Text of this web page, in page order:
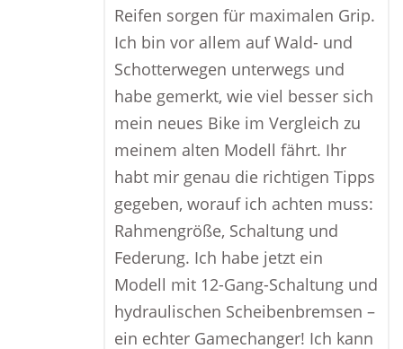
Reifen sorgen für maximalen Grip.
Ich bin vor allem auf Wald- und
Schotterwegen unterwegs und
habe gemerkt, wie viel besser sich
mein neues Bike im Vergleich zu
meinem alten Modell fährt. Ihr
habt mir genau die richtigen Tipps
gegeben, worauf ich achten muss:
Rahmengröße, Schaltung und
Federung. Ich habe jetzt ein
Modell mit 12-Gang-Schaltung und
hydraulischen Scheibenbremsen –
ein echter Gamechanger! Ich kann